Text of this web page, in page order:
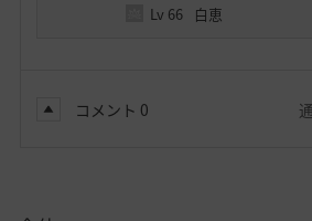
Lv 66 白恵
コメント 0